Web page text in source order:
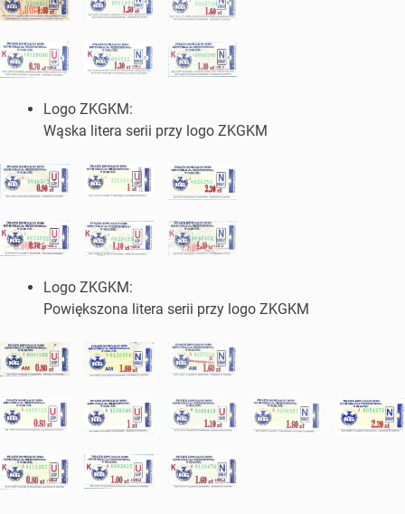
Logo ZKGKM:
Wąska litera serii przy logo ZKGKM
Logo ZKGKM:
Powiększona litera serii przy logo ZKGKM